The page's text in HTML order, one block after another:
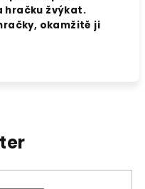
hračku žvýkat.
okamžitě ji